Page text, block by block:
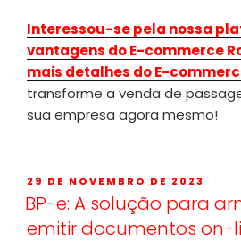
Interessou-se pela nossa
vantagens do E-commerce
mais detalhes do E-
transforme a venda de
sua empresa agora mesmo!
29 DE NOVEMBRO DE 2023
BP-e: A solução para
emitir documentos on-